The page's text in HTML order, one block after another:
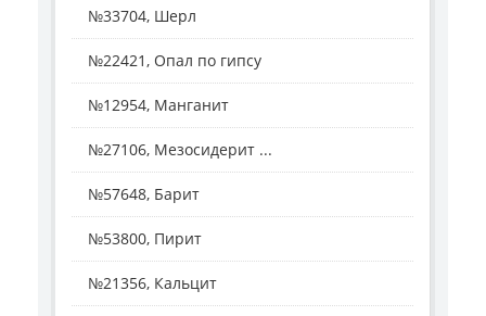
№33704, Шерл
№22421, Опал по гипсу
№12954, Манганит
№27106, Мезосидерит ...
№57648, Барит
№53800, Пирит
№21356, Кальцит